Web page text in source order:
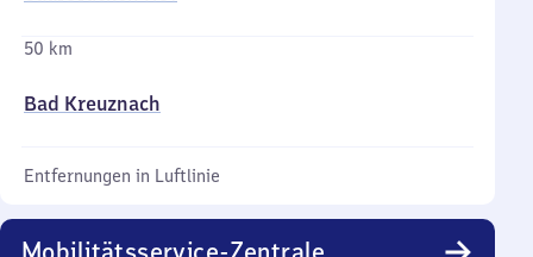
50 km
Bad Kreuznach
Entfernungen in Luftlinie